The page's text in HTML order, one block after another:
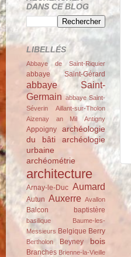
DANS CE BLOG
LIBELLÉS
Abbaye de Saint-Riquier
abbaye Saint-Gérard
abbaye Saint-
Germain abbaye Saint-
Séverin
Aillant-sur-Tholon
Aizenay
an Mil Antigny
Appoigny
archéologie
du bâti
archéologie
urbaine
archéométrie
architecture
Arnay-le-Duc Aumard
Autun Auxerre Avallon
Balcon baptistère
basilique
Baume-les-
Messieurs Belgique Berry
Bertholon Beyney bois
Branches Brienne-la-Vieille